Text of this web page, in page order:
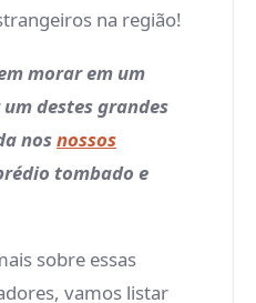
na região!
morar em um
destes grandes
nosnossos
tombado e
sobre essas
vamos listar